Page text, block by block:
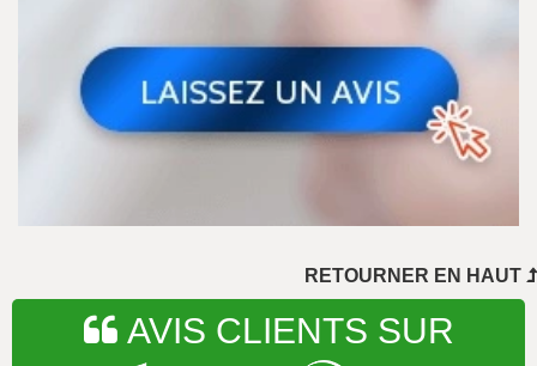
RETOURNER EN HAUT